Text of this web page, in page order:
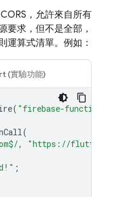
，允許來自所有
要求，但不是全部，
運算式清單。例如：
(實驗功能)
( "firebase-functions/
(
,
"https://
;